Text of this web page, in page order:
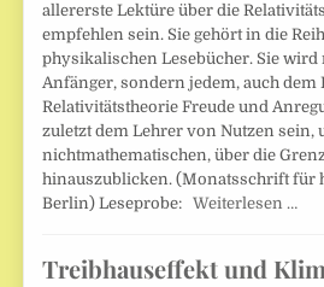
allererste Lektüre über die
empfehlen sein. Sie gehört in die
physikalischen Lesebücher. Sie
Anfänger, sondern jedem, auch dem
Relativitätstheorie Freude und
zuletzt dem Lehrer von Nutzen sein,
nichtmathematischen, über die
hinauszublicken. (Monatsschrift für
Berlin) Leseprobe:Weiterlesen …
Treibhauseffekt und